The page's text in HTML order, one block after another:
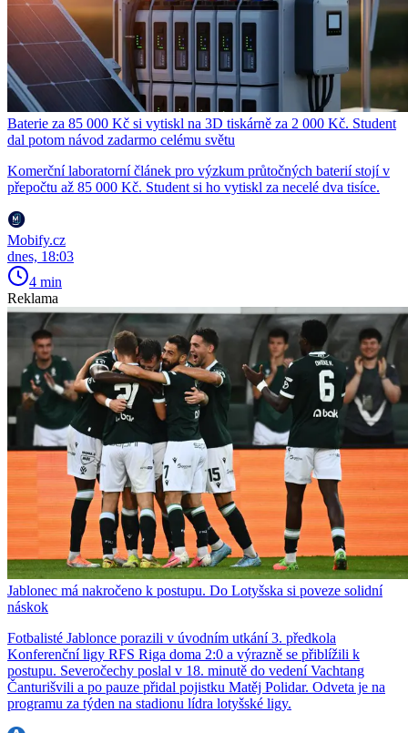
Baterie za 85 000 Kč si vytiskl na 3D tiskárně za 2 000 Kč. Student
dal potom návod zadarmo celému světu
Komerční laboratorní článek pro výzkum průtočných baterií stojí v
přepočtu až 85 000 Kč. Student si ho vytiskl za necelé dva tisíce.
Mobify.cz
dnes, 18:03
4 min
Reklama
Jablonec má nakročeno k postupu. Do Lotyšska si poveze solidní
náskok
Fotbalisté Jablonce porazili v úvodním utkání 3. předkola
Konferenční ligy RFS Riga doma 2:0 a výrazně se přiblížili k
postupu. Severočechy poslal v 18. minutě do vedení Vachtang
Čanturišvili a po pauze přidal pojistku Matěj Polidar. Odveta je na
programu za týden na stadionu lídra lotyšské ligy.